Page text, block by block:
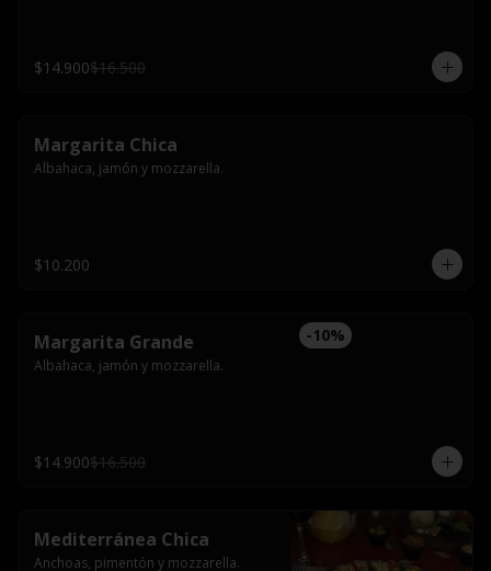
$14.900$16.500
Margarita Chica
Albahaca, jamón y mozzarella.
$10.200
-10%
Margarita Grande
Albahaca, jamón y mozzarella.
$14.900$16.500
Mediterránea Chica
Anchoas, pimentón y mozzarella.